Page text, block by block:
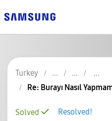
Turkey
Re: Burayı Nasıl
Resolved!
Solved